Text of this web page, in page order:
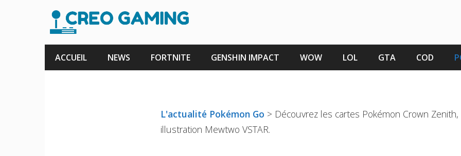
contenu
ACCUEIL NEWS FORTNITE GENSHIN IMPACT WOW LOL GTA COD
L'actualité Pokémon Go > Découvrez les cartes Pokémon Crown
illustration Mewtwo VSTAR.